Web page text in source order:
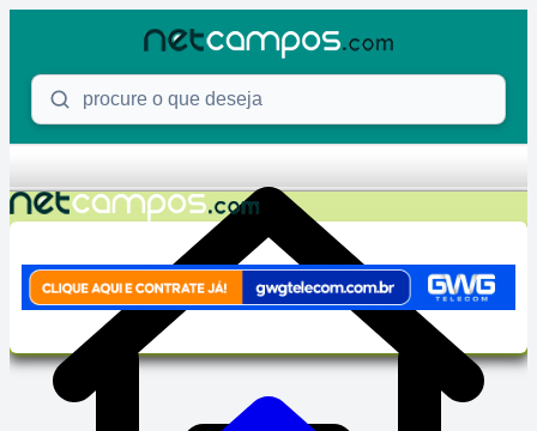
Procure o que deseja